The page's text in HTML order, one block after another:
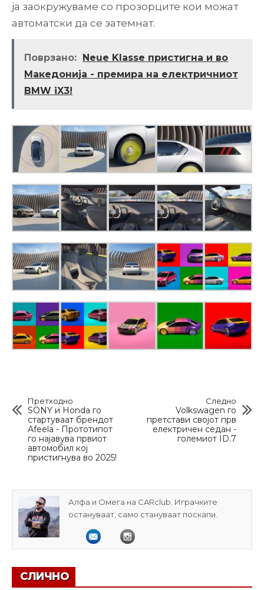
ја заокружуваме со прозорците кои можат
автоматски да се затемнат.
Поврзано:
Neue Klasse пристигна и во
Македонија - премира на електричниот
BMW iX3!
Претходно
SONY и Honda го
стартуваат брендот
Afeela - Прототипот
го најавува првиот
автомобил кој
пристигнува во 2025!
Следно
Volkswagen го
претстави својот прв
електричен седан -
големиот ID.7
Алфа и Омега на CARclub. Играчките
остануваат, само стануваат поскапи.
СЛИЧНО